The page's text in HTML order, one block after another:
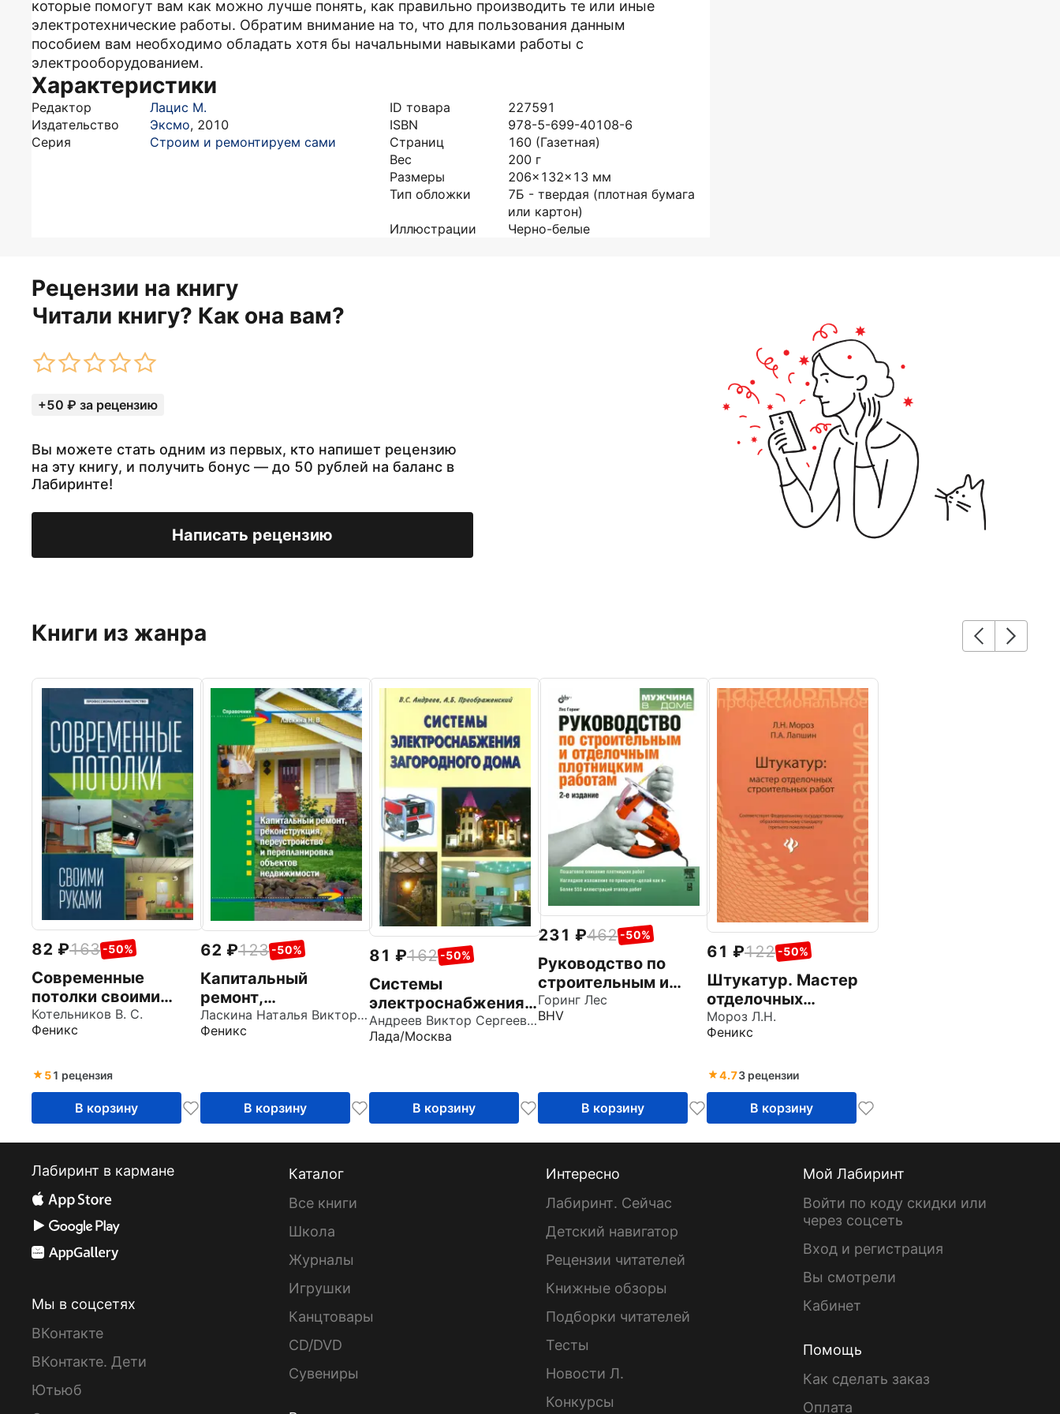
которые помогут вам как можно лучше понять, как правильно производить те или иные
электротехнические работы. Обратим внимание на то, что для пользования данным
пособием вам необходимо обладать хотя бы начальными навыками работы с
электрооборудованием.
Характеристики
Редактор
Лацис М.
Издательство
Эксмо, 2010
Серия
Строим и ремонтируем сами
ID товара
227591
ISBN
978-5-699-40108-6
Страниц
160 (Газетная)
Вес
200 г
Размеры
206x132x13 мм
Тип обложки
7Б - твердая (плотная бумага
или картон)
Иллюстрации
Черно-белые
Рецензии на книгу
Читали книгу? Как она вам?
+50 ₽ за рецензию
Вы можете стать одним из первых, кто напишет рецензию
на эту книгу, и получить бонус — до 50 рублей на баланс в
Лабиринте!
Написать рецензию
Книги из жанра
82 163 -50%
Современные
потолки своими
руками
Котельников В. С.
Феникс
51 рецензия
В корзину
62 123 -50%
Капитальный
ремонт,
реконструкция,
переустройство и
недвижимости
Ласкина Наталья Викторовна
Феникс
В корзину
81 162 -50%
Системы
электроснабжения
загородного дома
Андреев Виктор Сергеевич
Лада/Москва
В корзину
231 462 -50%
Руководство по
строительным и
отделочным
плотницким
Горинг Лес
BHV
В корзину
61 122 -50%
Штукатур. Мастер
отделочных
строительных
работ. ФГОС
Мороз Л.Н.
Феникс
4.73 рецензии
В корзину
Лабиринт в кармане
Мы в соцсетях
ВКонтакте
ВКонтакте. Дети
Ютьюб
Каталог
Все книги
Школа
Журналы
Игрушки
Канцтовары
CD/DVD
Сувениры
Интересно
Лабиринт. Сейчас
Детский навигатор
Рецензии читателей
Книжные обзоры
Подборки читателей
Тесты
Новости Л.
Конкурсы
Мой Лабиринт
Войти по коду скидки или
через соцсеть
Вход и регистрация
Вы смотрели
Кабинет
Помощь
Как сделать заказ
Оплата